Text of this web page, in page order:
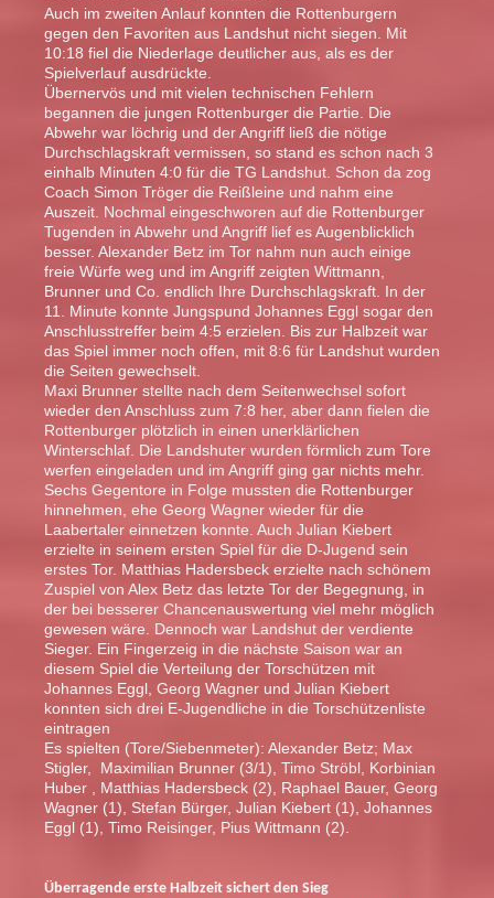
Auch im zweiten Anlauf konnten die Rottenburgern
gegen den Favoriten aus Landshut nicht siegen. Mit
10:18 fiel die Niederlage deutlicher aus, als es der
Spielverlauf ausdrückte.
Übernervös und mit vielen technischen Fehlern
begannen die jungen Rottenburger die Partie. Die
Abwehr war löchrig und der Angriff ließ die nötige
Durchschlagskraft vermissen, so stand es schon nach 3
einhalb Minuten 4:0 für die TG Landshut. Schon da zog
Coach Simon Tröger die Reißleine und nahm eine
Auszeit. Nochmal eingeschworen auf die Rottenburger
Tugenden in Abwehr und Angriff lief es Augenblicklich
besser. Alexander Betz im Tor nahm nun auch einige
freie Würfe weg und im Angriff zeigten Wittmann,
Brunner und Co. endlich Ihre Durchschlagskraft. In der
11. Minute konnte Jungspund Johannes Eggl sogar den
Anschlusstreffer beim 4:5 erzielen. Bis zur Halbzeit war
das Spiel immer noch offen, mit 8:6 für Landshut wurden
die Seiten gewechselt.
Maxi Brunner stellte nach dem Seitenwechsel sofort
wieder den Anschluss zum 7:8 her, aber dann fielen die
Rottenburger plötzlich in einen unerklärlichen
Winterschlaf. Die Landshuter wurden förmlich zum Tore
werfen eingeladen und im Angriff ging gar nichts mehr.
Sechs Gegentore in Folge mussten die Rottenburger
hinnehmen, ehe Georg Wagner wieder für die
Laabertaler einnetzen konnte. Auch Julian Kiebert
erzielte in seinem ersten Spiel für die D-Jugend sein
erstes Tor. Matthias Hadersbeck erzielte nach schönem
Zuspiel von Alex Betz das letzte Tor der Begegnung, in
der bei besserer Chancenauswertung viel mehr möglich
gewesen wäre. Dennoch war Landshut der verdiente
Sieger. Ein Fingerzeig in die nächste Saison war an
diesem Spiel die Verteilung der Torschützen mit
Johannes Eggl, Georg Wagner und Julian Kiebert
konnten sich drei E-Jugendliche in die Torschützenliste
eintragen
Es spielten (Tore/Siebenmeter): Alexander Betz; Max
Stigler, Maximilian Brunner (3/1), Timo Ströbl, Korbinian
Huber , Matthias Hadersbeck (2), Raphael Bauer, Georg
Wagner (1), Stefan Bürger, Julian Kiebert (1), Johannes
Eggl (1), Timo Reisinger, Pius Wittmann (2).
Überragende erste Halbzeit sichert den Sieg